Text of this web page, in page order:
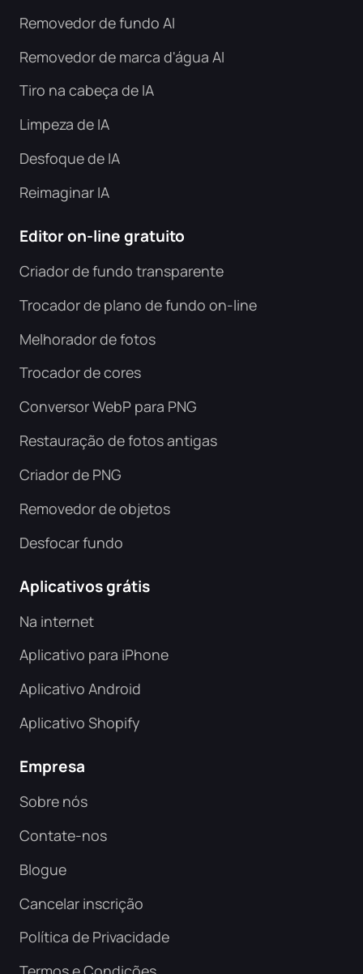
Removedor de fundo AI
Removedor de marca d'água AI
Tiro na cabeça de IA
Limpeza de IA
Desfoque de IA
Reimaginar IA
Editor on-line gratuito
Criador de fundo transparente
Trocador de plano de fundo on-line
Melhorador de fotos
Trocador de cores
Conversor WebP para PNG
Restauração de fotos antigas
Criador de PNG
Removedor de objetos
Desfocar fundo
Aplicativos grátis
Na internet
Aplicativo para iPhone
Aplicativo Android
Aplicativo Shopify
Empresa
Sobre nós
Contate-nos
Blogue
Cancelar inscrição
Política de Privacidade